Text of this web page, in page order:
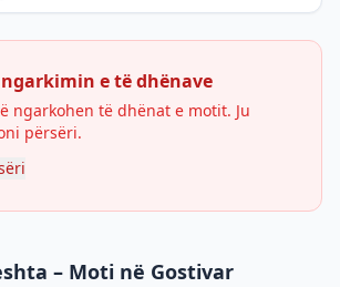
e të dhënave
ngarkohen të dhënat e motit. Ju
përsëri.
– Moti në Gostivar